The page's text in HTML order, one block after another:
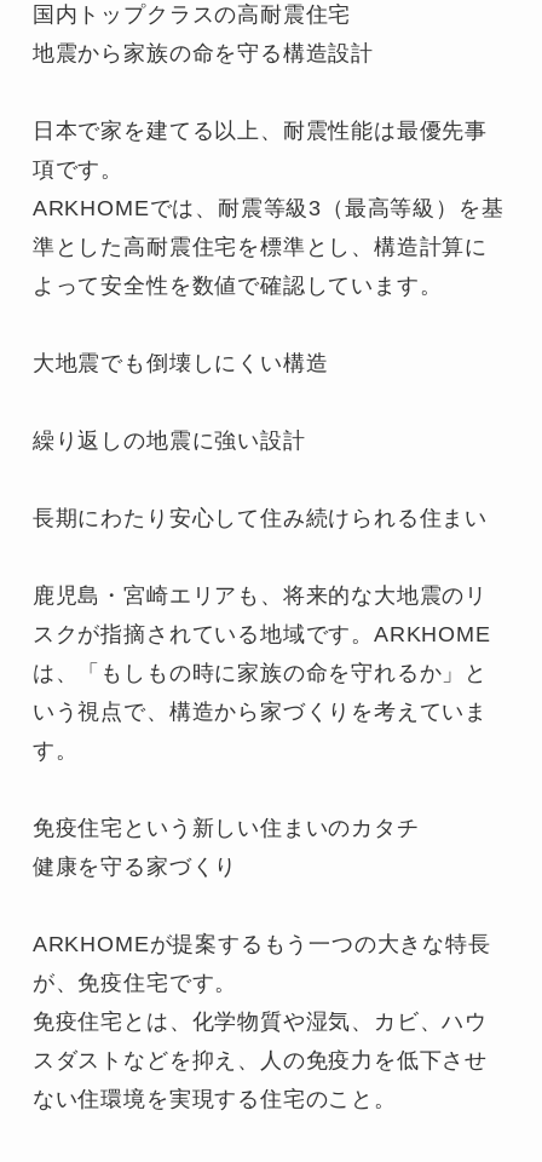
国内トップクラスの高耐震住宅
地震から家族の命を守る構造設計
日本で家を建てる以上、耐震性能は最優先事
項です。
ARKHOMEでは、耐震等級3（最高等級）を基
準とした高耐震住宅を標準とし、構造計算に
よって安全性を数値で確認しています。
大地震でも倒壊しにくい構造
繰り返しの地震に強い設計
長期にわたり安心して住み続けられる住まい
鹿児島・宮崎エリアも、将来的な大地震のリ
スクが指摘されている地域です。ARKHOME
は、「もしもの時に家族の命を守れるか」と
いう視点で、構造から家づくりを考えていま
す。
免疫住宅という新しい住まいのカタチ
健康を守る家づくり
ARKHOMEが提案するもう一つの大きな特長
が、免疫住宅です。
免疫住宅とは、化学物質や湿気、カビ、ハウ
スダストなどを抑え、人の免疫力を低下させ
ない住環境を実現する住宅のこと。